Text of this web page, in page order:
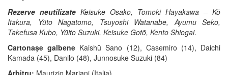
Rezerve neutilizate Keisuke Osako, Tomoki Hayakawa – Kō
Itakura, Yūto Nagatomo, Tsuyoshi Watanabe, Ayumu Seko,
Takefusa Kubo, Yūito Suzuki, Keisuke Gotō, Kento Shiogai.
Cartonașe galbene Kaishū Sano (12), Casemiro (14), Daichi
Kamada (45), Danilo (48), Junnosuke Suzuki (84)
Arbitru: Maurizio Mariani (Italia).